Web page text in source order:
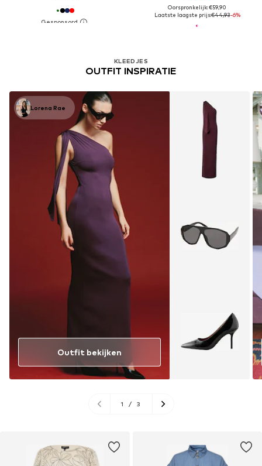
Oorspronkelijk: €59,90
Laatste laagste prijs:€44,93-6%
KLEEDJES
OUTFIT INSPIRATIE
Lorena Rae
Outfit bekijken
1 / 3